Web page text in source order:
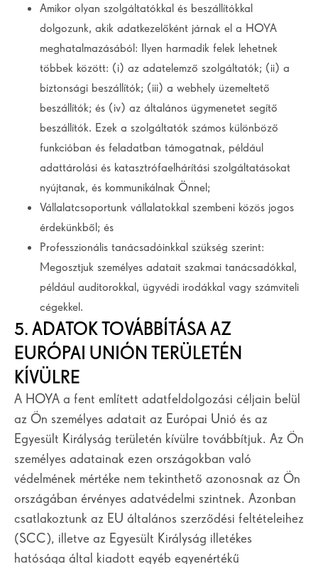
Amikor olyan szolgáltatókkal és beszállítókkal
dolgozunk, akik adatkezelőként járnak el a HOYA
meghatalmazásából: Ilyen harmadik felek lehetnek
többek között: (i) az adatelemző szolgáltatók; (ii) a
biztonsági beszállítók; (iii) a webhely üzemeltető
beszállítók; és (iv) az általános ügymenetet segítő
beszállítók. Ezek a szolgáltatók számos különböző
funkcióban és feladatban támogatnak, például
adattárolási és katasztrófaelhárítási szolgáltatásokat
nyújtanak, és kommunikálnak Önnel;
Vállalatcsoportunk vállalatokkal szembeni közös jogos
érdekünkből; és
Professzionális tanácsadóinkkal szükség szerint:
Megosztjuk személyes adatait szakmai tanácsadókkal,
például auditorokkal, ügyvédi irodákkal vagy számviteli
cégekkel.
5. ADATOK TOVÁBBÍTÁSA AZ
EURÓPAI UNIÓN TERÜLETÉN
KÍVÜLRE
A HOYA a fent említett adatfeldolgozási céljain belül
az Ön személyes adatait az Európai Unió és az
Egyesült Királyság területén kívülre továbbítjuk. Az Ön
személyes adatainak ezen országokban való
védelmének mértéke nem tekinthető azonosnak az Ön
országában érvényes adatvédelmi szintnek. Azonban
csatlakoztunk az EU általános szerződési feltételeihez
(SCC), illetve az Egyesült Királyság illetékes
hatósága által kiadott egyéb egyenértékű